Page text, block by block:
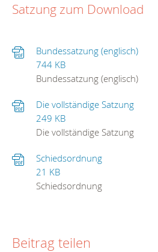
Satzung zum Download
Bundessatzung (englisch)
744 KB
Bundessatzung (englisch)
Die vollständige Satzung
249 KB
Die vollständige Satzung
Schiedsordnung
21 KB
Schiedsordnung
Beitrag teilen